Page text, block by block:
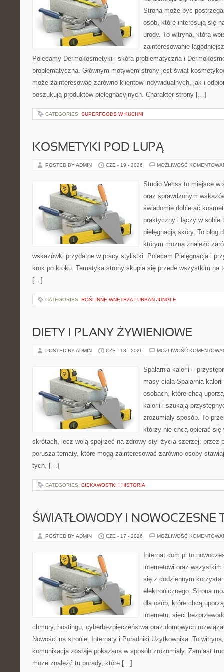
Strona może być
osób, które interesują się
urody. To witryna, która
zainteresowanie
Polecamy Dermokosmetyki i skóra problematyczna i
problematyczna. Głównym motywem strony jest świat
może zainteresować zarówno klientów indywidualnych, jak i
poszukują produktów pielęgnacyjnych. Charakter strony […]
CATEGORIES: SUPERFOODS W KUCHNI
KOSMETYKI POD LUPĄ
POSTED BY ADMIN CZE - 19 - 2026 MOŻLIWOŚĆ
Studio Veriss to miejsce w
oraz sprawdzonym
świadomie dobierać
praktyczny i łączy w sobie
pielęgnacją skóry. To blog
którym można znaleźć
wskazówki przydatne w pracy stylistki. Polecam Pielęgnacja i
krok po kroku. Tematyka strony skupia się przede wszystkim na
[…]
CATEGORIES: ROŚLINNE WNĘTRZA I URBAN JUNGLE
DIETY I PLANY ŻYWIENIOWE
POSTED BY ADMIN CZE - 18 - 2026 MOŻLIWOŚĆ
Spalarnia kalorii –
masy ciała Spalarnia
osobach, które chcą
kalorii i szukają
zrozumiały sposób. To
którzy nie chcą opierać się
skrótach, lecz wolą spojrzeć na zdrowy styl życia szerzej: przez
porusza tematy, które mogą zainteresować zarówno osoby
tych, […]
CATEGORIES: CIEKAWOSTKI I HISTORIA
ŚWIATŁOWODY I NOWOCZESNE
POSTED BY ADMIN CZE - 17 - 2026 MOŻLIWOŚĆ
Internat.com.pl to
internetowi oraz
się z codziennym
elektronicznego. Strona
dla osób, które chcą
internetu, sieci
chmury, hostingu, cyberbezpieczeństwa oraz domowych
Nowości na stronie: Internaty i Poradniki Użytkownika. To
komunikacja zostaje pokazana w sposób zrozumiały. Zamiast
może znaleźć tu porady, które […]